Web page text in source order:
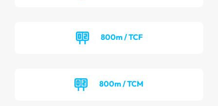
800m / TCF
800m / TCM